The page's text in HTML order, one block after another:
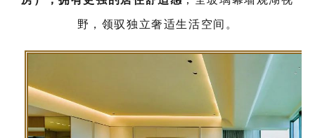
野，领驭独立奢适生活空间。